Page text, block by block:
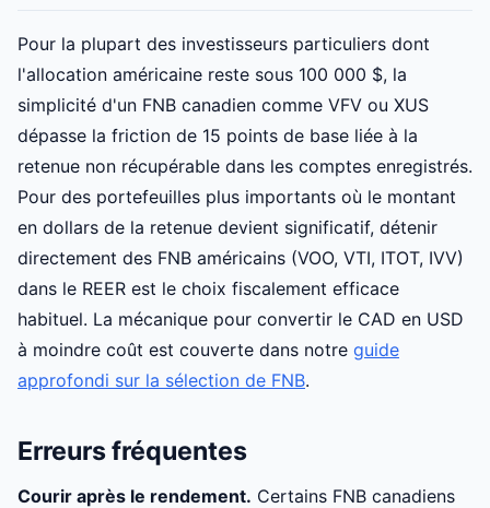
Pour la plupart des investisseurs particuliers dont
l'allocation américaine reste sous 100 000 $, la
simplicité d'un FNB canadien comme VFV ou XUS
dépasse la friction de 15 points de base liée à la
retenue non récupérable dans les comptes enregistrés.
Pour des portefeuilles plus importants où le montant
en dollars de la retenue devient significatif, détenir
directement des FNB américains (VOO, VTI, ITOT, IVV)
dans le REER est le choix fiscalement efficace
habituel. La mécanique pour convertir le CAD en USD
à moindre coût est couverte dans notre guide
approfondi sur la sélection de FNB.
Erreurs fréquentes
Courir après le rendement. Certains FNB canadiens